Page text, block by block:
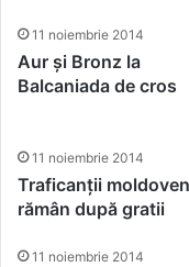
11 noiembrie 2014
Aur și Bronz la
Balcaniada de cros
11 noiembrie 2014
Traficanții
rămân după gratii
11 noiembrie 2014